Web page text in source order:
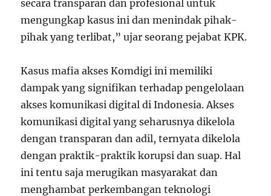
secara transparan dan profesional untuk
mengungkap kasus ini dan menindak pihak-
pihak yang terlibat,” ujar seorang pejabat KPK.
Kasus mafia akses Komdigi ini memiliki
dampak yang signifikan terhadap pengelolaan
akses komunikasi digital di Indonesia. Akses
komunikasi digital yang seharusnya dikelola
dengan transparan dan adil, ternyata dikelola
dengan praktik-praktik korupsi dan suap. Hal
ini tentu saja merugikan masyarakat dan
menghambat perkembangan teknologi